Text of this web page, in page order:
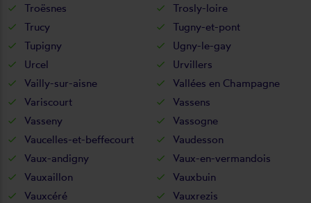
Troësnes
Trosly-loire
Trucy
Tugny-et-pont
Tupigny
Ugny-le-gay
Urcel
Urvillers
Vailly-sur-aisne
Vallées en Champagne
Variscourt
Vassens
Vasseny
Vassogne
Vaucelles-et-beffecourt
Vaudesson
Vaux-andigny
Vaux-en-vermandois
Vauxaillon
Vauxbuin
Vauxcéré
Vauxrezis